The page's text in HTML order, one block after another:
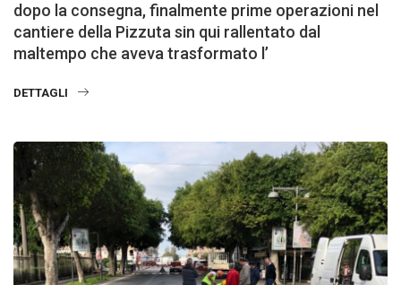
dopo la consegna, finalmente prime operazioni nel
cantiere della Pizzuta sin qui rallentato dal
maltempo che aveva trasformato l’
DETTAGLI